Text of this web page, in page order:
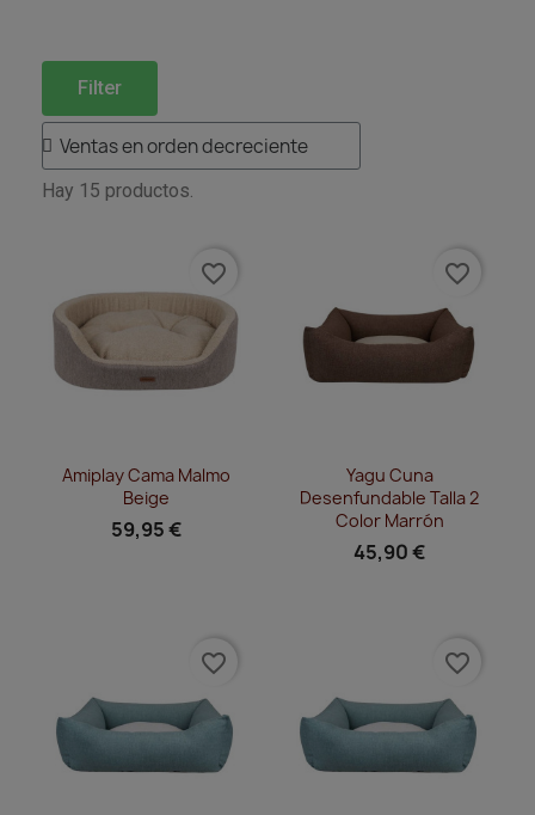
Hay 15 productos.
Filter
Vista rápida
Amiplay Cama Malmo
Beige
59,95 €
favorite_border
Vista rápida
Yagu Cuna
Desenfundable Talla 2
Color Marrón
45,90 €
favorite_border
favorite_border favorite_border